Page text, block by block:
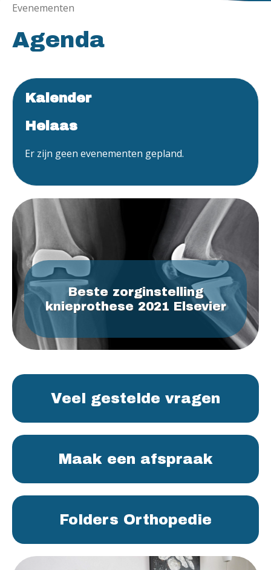
Evenementen
Agenda
Kalender
Helaas
Er zijn geen evenementen gepland.
Beste zorginstelling
knieprothese 2021 Elsevier
Veel gestelde vragen
Maak een afspraak
Folders Orthopedie